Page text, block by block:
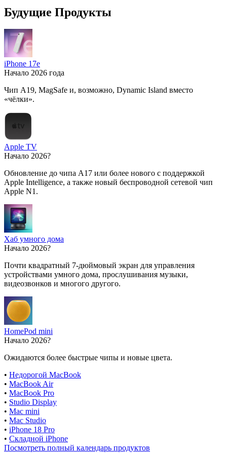
Будущие Продукты
iPhone 17e
Начало 2026 года
Чип A19, MagSafe и, возможно, Dynamic Island вместо
«чёлки».
Apple TV
Начало 2026?
Обновление до чипа A17 или более нового с поддержкой
Apple Intelligence, а также новый беспроводной сетевой чип
Apple N1.
Хаб умного дома
Начало 2026?
Почти квадратный 7-дюймовый экран для управления
устройствами умного дома, прослушивания музыки,
видеозвонков и многого другого.
HomePod mini
Начало 2026?
Ожидаются более быстрые чипы и новые цвета.
• Недорогой MacBook
• MacBook Air
• MacBook Pro
• Studio Display
• Mac mini
• Mac Studio
• iPhone 18 Pro
• Складной iPhone
Посмотреть полный календарь продуктов